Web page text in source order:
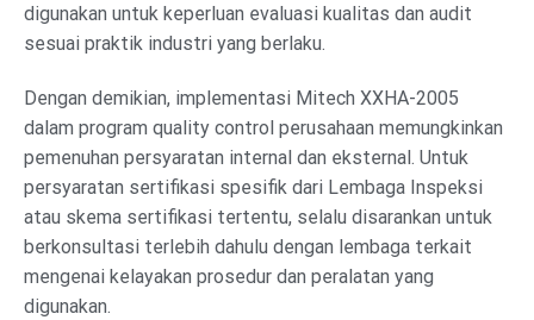
digunakan untuk keperluan evaluasi kualitas dan audit
sesuai praktik industri yang berlaku.
Dengan demikian, implementasi Mitech XXHA-2005
dalam program quality control perusahaan memungkinkan
pemenuhan persyaratan internal dan eksternal. Untuk
persyaratan sertifikasi spesifik dari Lembaga Inspeksi
atau skema sertifikasi tertentu, selalu disarankan untuk
berkonsultasi terlebih dahulu dengan lembaga terkait
mengenai kelayakan prosedur dan peralatan yang
digunakan.